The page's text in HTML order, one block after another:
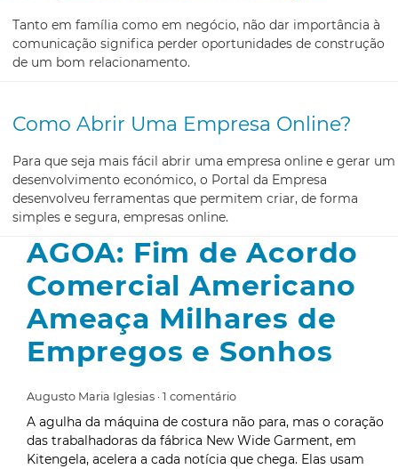
Tanto em família como em negócio, não dar importância à
comunicação significa perder oportunidades de construção
de um bom relacionamento.
Como Abrir Uma Empresa Online?
Para que seja mais fácil abrir uma empresa online e gerar um
desenvolvimento económico, o Portal da Empresa
desenvolveu ferramentas que permitem criar, de forma
simples e segura, empresas online.
AGOA: Fim de Acordo
Comercial Americano
Ameaça Milhares de
Empregos e Sonhos
Augusto Maria Iglesias 1 comentário
A agulha da máquina de costura não para, mas o coração
das trabalhadoras da fábrica New Wide Garment, em
Kitengela, acelera a cada notícia que chega. Elas usam